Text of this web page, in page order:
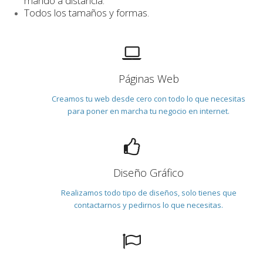
Todos los tamaños y formas.
Páginas Web
Creamos tu web desde cero con todo lo que necesitas
para poner en marcha tu negocio en internet.
Diseño Gráfico
Realizamos todo tipo de diseños, solo tienes que
contactarnos y pedirnos lo que necesitas.